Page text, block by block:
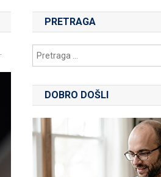
PRETRAGA
DOBRO DOŠLI